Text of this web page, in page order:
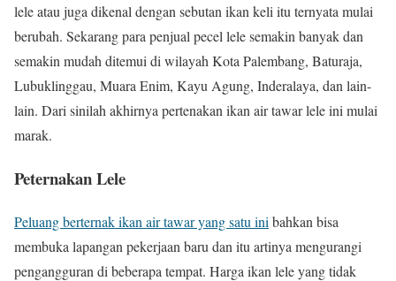
lele atau juga dikenal dengan sebutan ikan keli itu ternyata mulai
berubah. Sekarang para penjual pecel lele semakin banyak dan
semakin mudah ditemui di wilayah Kota Palembang, Baturaja,
Lubuklinggau, Muara Enim, Kayu Agung, Inderalaya, dan lain-
lain. Dari sinilah akhirnya pertenakan ikan air tawar lele ini mulai
marak.
Peternakan Lele
Peluang berternak ikan air tawar yang satu ini bahkan bisa
membuka lapangan pekerjaan baru dan itu artinya mengurangi
pengangguran di beberapa tempat. Harga ikan lele yang tidak